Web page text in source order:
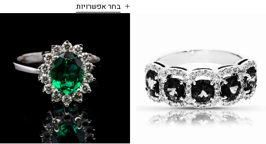
בחר אפשרויות